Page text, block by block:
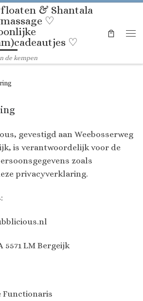
& Shantala
♡
♡
de kempen
gevestigd aan Weebosserweg
is verantwoordelijk voor de
zoals
privacyverklaring.
5571 LM Bergeijk
Functionaris